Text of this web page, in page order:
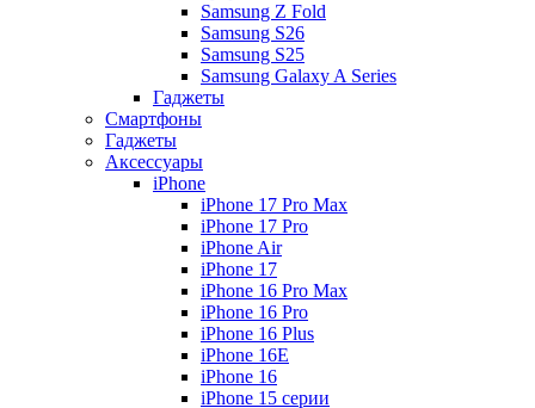
Samsung Z Fold
Samsung S26
Samsung S25
Samsung Galaxy A Series
Гаджеты
Смартфоны
Гаджеты
Аксессуары
iPhone
iPhone 17 Pro Max
iPhone 17 Pro
iPhone Air
iPhone 17
iPhone 16 Pro Max
iPhone 16 Pro
iPhone 16 Plus
iPhone 16E
iPhone 16
iPhone 15 серии